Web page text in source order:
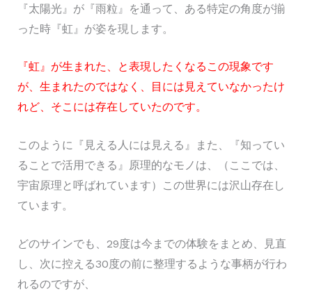
『太陽光』が『雨粒』を通って、ある特定の角度が揃
った時『虹』が姿を現します。
『虹』が生まれた、と表現したくなるこの現象です
が、生まれたのではなく、目には見えていなかったけ
れど、そこには存在していたのです。
このように『見える人には見える』また、『知ってい
ることで活用できる』原理的なモノは、（ここでは、
宇宙原理と呼ばれています）この世界には沢山存在し
ています。
どのサインでも、29度は今までの体験をまとめ、見直
し、次に控える30度の前に整理するような事柄が行わ
れるのですが、